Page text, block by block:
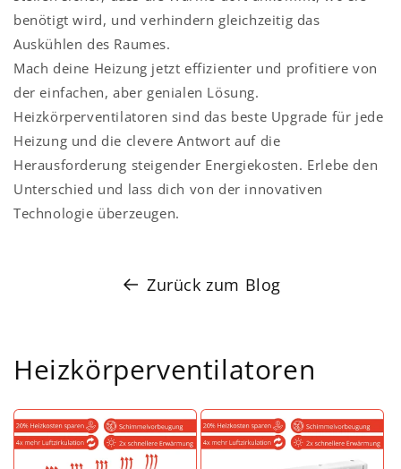
benötigt wird, und verhindern gleichzeitig das
Auskühlen des Raumes.
Mach deine Heizung jetzt effizienter und profitiere von
der einfachen, aber genialen Lösung.
Heizkörperventilatoren sind das beste Upgrade für jede
Heizung und die clevere Antwort auf die
Herausforderung steigender Energiekosten. Erlebe den
Unterschied und lass dich von der innovativen
Technologie überzeugen.
Zurück zum Blog
Heizkörperventilatoren